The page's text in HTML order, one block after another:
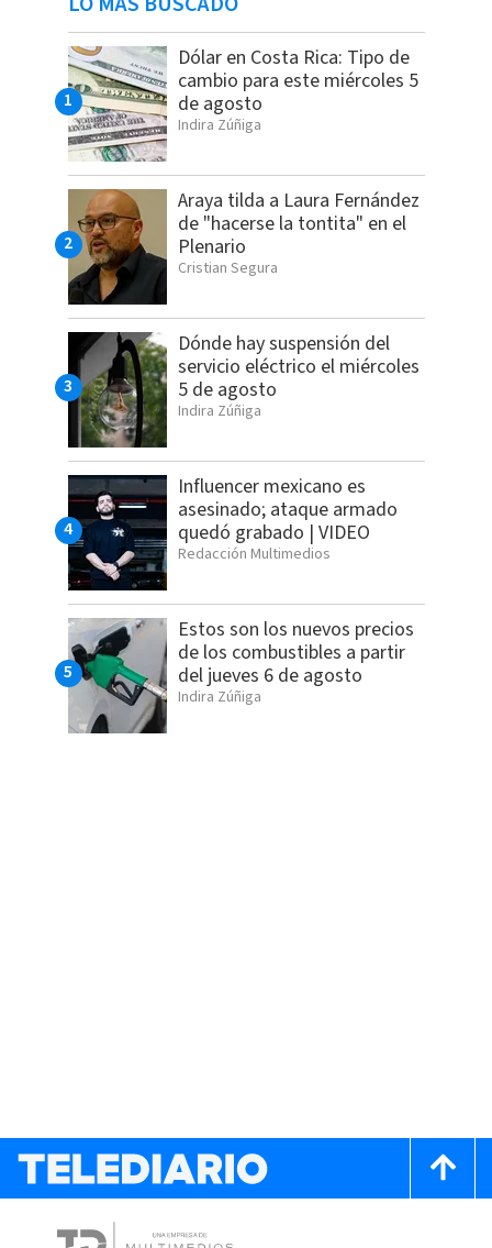
Dólar en Costa Rica: Tipo de
cambio para este miércoles 5
de agosto
Indira Zúñiga
Araya tilda a Laura Fernández
de "hacerse la tontita" en el
Plenario
Cristian Segura
Dónde hay suspensión del
servicio eléctrico el miércoles
5 de agosto
Indira Zúñiga
Influencer mexicano es
asesinado; ataque armado
quedó grabado | VIDEO
Redacción Multimedios
Estos son los nuevos precios
de los combustibles a partir
del jueves 6 de agosto
Indira Zúñiga